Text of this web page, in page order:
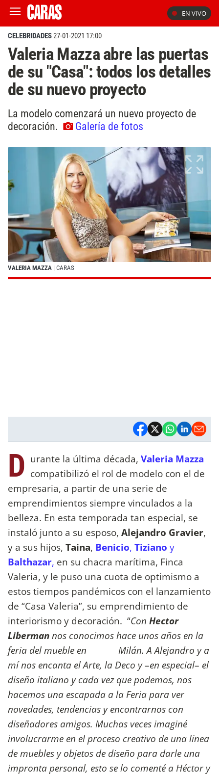
EN VIVO
CELEBRIDADES27-01-2021 17:00
Valeria Mazza abre las puertas
de su "Casa": todos los detalles
de su nuevo proyecto
La modelo comenzará un nuevo proyecto de
decoración.
Galería de fotos
VALERIA MAZZA | CARAS
D urante la última década, Valeria Mazza
compatibilizó el rol de modelo con el de
empresaria, a partir de una serie de
emprendimientos siempre vinculados a la
belleza. En esta temporada tan especial, se
instaló junto a su esposo, Alejandro Gravier,
y a sus hijos, Taina, Benicio, Tiziano y
Balthazar, en su chacra marítima, Finca
Valeria, y le puso una cuota de optimismo a
estos tiempos pandémicos con el lanzamiento
de “Casa Valeria”, su emprendimiento de
interiorismo y decoración. “Con Hector
Libermannos conocimos hace unos años en la
feria del mueble en Milán. A Alejandro y a
mí nos encanta el Arte, la Deco y–en especial– el
diseño italiano y cada vez que podemos, nos
hacemos una escapada a la Feria para ver
novedades, tendencias y encontrarnos con
diseñadores amigos. Muchas veces imaginé
involucrarme en el proceso creativo de una línea
de muebles y objetos de diseño para darle una
impronta personal, esto se lo comenté a Héctor y